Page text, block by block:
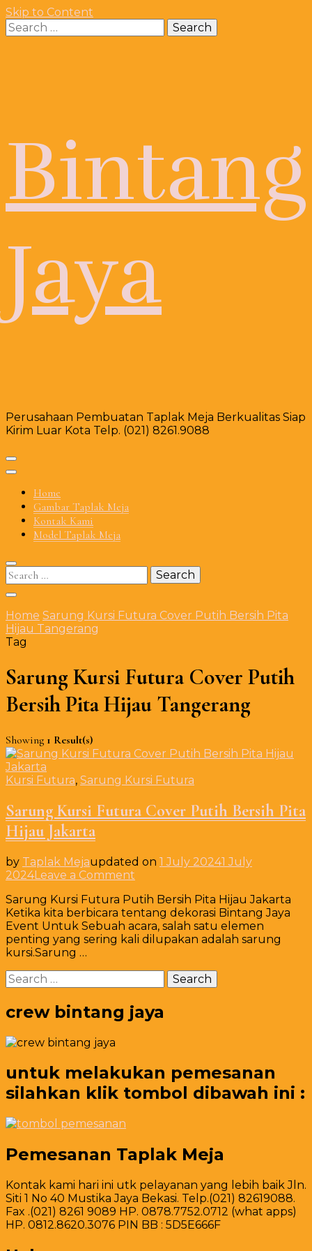
Skip to Content
Search
for:
Bintang
Jaya
Perusahaan Pembuatan Taplak Meja Berkualitas Siap
Kirim Luar Kota Telp. (021) 8261.9088
Home
Gambar Taplak Meja
Kontak Kami
Model Taplak Meja
Search
for:
Home Sarung Kursi Futura Cover Putih Bersih Pita
Hijau Tangerang
Tag
Sarung Kursi Futura Cover Putih
Bersih Pita Hijau Tangerang
Showing 1 Result(s)
Kursi Futura, Sarung Kursi Futura
Sarung Kursi Futura Cover Putih Bersih Pita
Hijau Jakarta
by Taplak Mejaupdated on 1 July 20241 July
2024Leave a Comment
Kursi
Futura
Cover
Putih
Sarung Kursi Futura Putih Bersih Pita Hijau Jakarta
Ketika kita berbicara tentang dekorasi Bintang Jaya
Event Untuk Sebuah acara, salah satu elemen
penting yang sering kali dilupakan adalah sarung
kursi.Sarung …
Search
for:
crew bintang jaya
untuk melakukan pemesanan
silahkan klik tombol dibawah ini :
Pemesanan Taplak Meja
Kontak kami hari ini utk pelayanan yang lebih baik Jln.
Siti 1 No 40 Mustika Jaya Bekasi. Telp.(021) 82619088.
Fax .(021) 8261 9089 HP. 0878.7752.0712 (what apps)
HP. 0812.8620.3076 PIN BB : 5D5E666F